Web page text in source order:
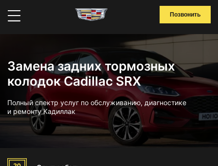
Позвонить
Замена задних тормозных
колодок Cadillac SRX
Полный спектр услуг по обслуживанию, диагностике
и ремонту Кадиллак